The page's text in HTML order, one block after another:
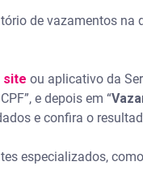
de vazamentos
site ou aplicativo da
e depois em “
e confira o
especializados,